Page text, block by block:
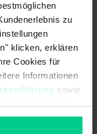
zu
klicken, erklären
Cookies für
Informationen
sowie
Cookies hier